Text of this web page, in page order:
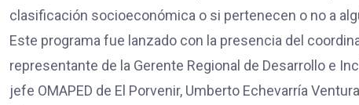
clasificación socioeconómica o si pertenecen o no a
Este programa fue lanzado con la presencia del
representante de la Gerente Regional de Desarrollo e
jefe OMAPED de El Porvenir, Umberto Echevarría